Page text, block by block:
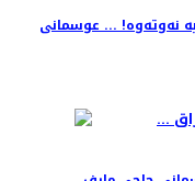
نەوتەوە! ... عوسمانی